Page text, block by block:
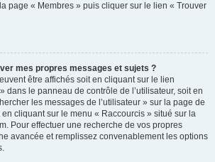
page « Membres » puis cliquer sur le lien « Trouver
mes propres messages et sujets ?
être affichés soit en cliquant sur le lien
dans le panneau de contrôle de l’utilisateur, soit en
les messages de l’utilisateur » sur la page de
cliquant sur le menu « Raccourcis » situé sur la
Pour effectuer une recherche de vos propres
avancée et remplissez convenablement les options